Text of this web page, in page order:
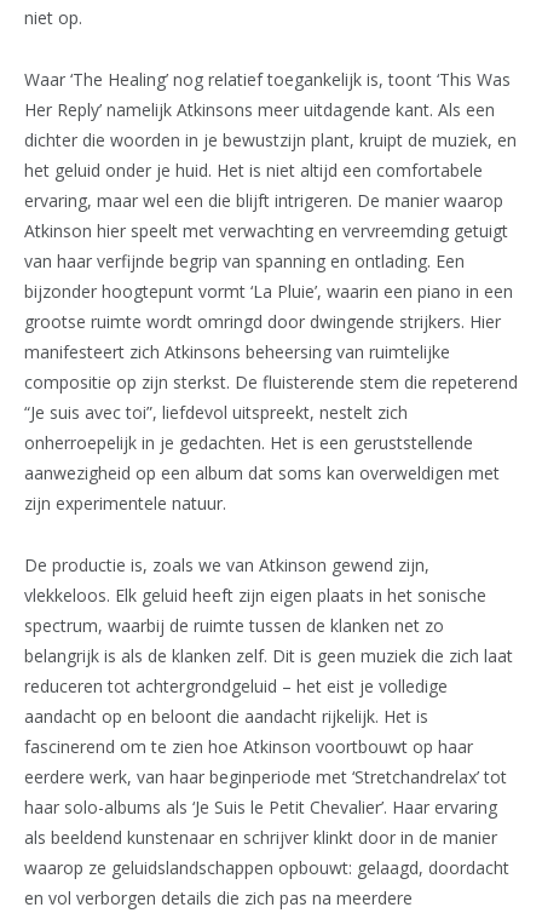
niet op.
Waar ‘The Healing’ nog relatief toegankelijk is, toont ‘This Was
Her Reply’ namelijk Atkinsons meer uitdagende kant. Als een
dichter die woorden in je bewustzijn plant, kruipt de muziek, en
het geluid onder je huid. Het is niet altijd een comfortabele
ervaring, maar wel een die blijft intrigeren. De manier waarop
Atkinson hier speelt met verwachting en vervreemding getuigt
van haar verfijnde begrip van spanning en ontlading. Een
bijzonder hoogtepunt vormt ‘La Pluie’, waarin een piano in een
grootse ruimte wordt omringd door dwingende strijkers. Hier
manifesteert zich Atkinsons beheersing van ruimtelijke
compositie op zijn sterkst. De fluisterende stem die repeterend
“Je suis avec toi”, liefdevol uitspreekt, nestelt zich
onherroepelijk in je gedachten. Het is een geruststellende
aanwezigheid op een album dat soms kan overweldigen met
zijn experimentele natuur.
De productie is, zoals we van Atkinson gewend zijn,
vlekkeloos. Elk geluid heeft zijn eigen plaats in het sonische
spectrum, waarbij de ruimte tussen de klanken net zo
belangrijk is als de klanken zelf. Dit is geen muziek die zich laat
reduceren tot achtergrondgeluid – het eist je volledige
aandacht op en beloont die aandacht rijkelijk. Het is
fascinerend om te zien hoe Atkinson voortbouwt op haar
eerdere werk, van haar beginperiode met ‘Stretchandrelax’ tot
haar solo-albums als ‘Je Suis le Petit Chevalier’. Haar ervaring
als beeldend kunstenaar en schrijver klinkt door in de manier
waarop ze geluidslandschappen opbouwt: gelaagd, doordacht
en vol verborgen details die zich pas na meerdere